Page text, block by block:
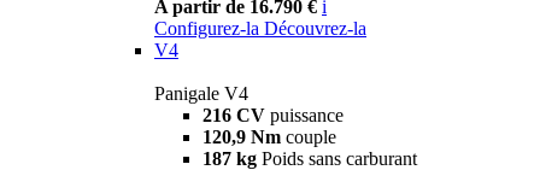
A partir de 16.790 € i
Configurez-la Découvrez-la
V4
Panigale V4
216 CV puissance
120,9 Nm couple
187 kg Poids sans carburant